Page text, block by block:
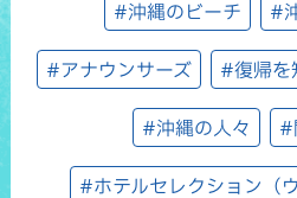
#沖縄のビーチ #
#アナウンサーズ #復帰を
#沖縄の人々 #
#ホテルセレクション（